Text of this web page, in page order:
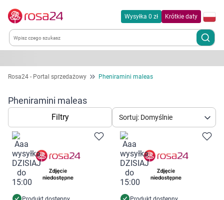
Wysyłka 0 zł Krótkie daty
Kategorie
Chemia gospodarcza
Dla zwierząt
Dom i ogród
Zdrowie
Rosa24 - Portal sprzedażowy Pheniramini maleas
Pheniramini maleas
Filtry Sortuj: Domyślnie